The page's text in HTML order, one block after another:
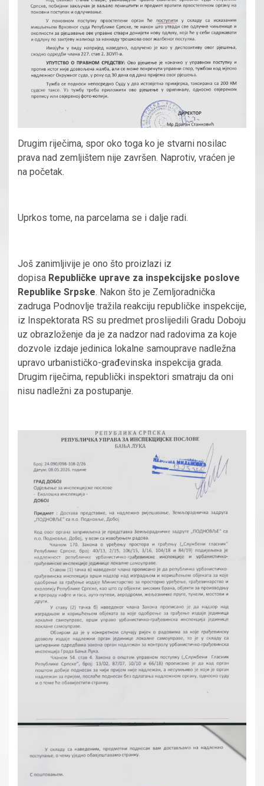
Drugim riječima, spor oko toga ko je stvarni nosilac
prava nad zemljištem nije završen. Naprotiv, vraćen je
na početak.
Uprkos tome, na parcelama se i dalje radi.
Još zanimljivije je ono što proizlazi iz
dopisa Republičke uprave za inspekcijske poslove
Republike Srpske. Nakon što je Zemljoradnička
zadruga Podnovlje tražila reakciju republičke inspekcije,
iz Inspektorata RS su predmet proslijedili Gradu Doboju
uz obrazloženje da je za nadzor nad radovima za koje
dozvole izdaje jedinica lokalne samouprave nadležna
upravo urbanističko-građevinska inspekcija grada.
Drugim riječima, republički inspektori smatraju da oni
nisu nadležni za postupanje.